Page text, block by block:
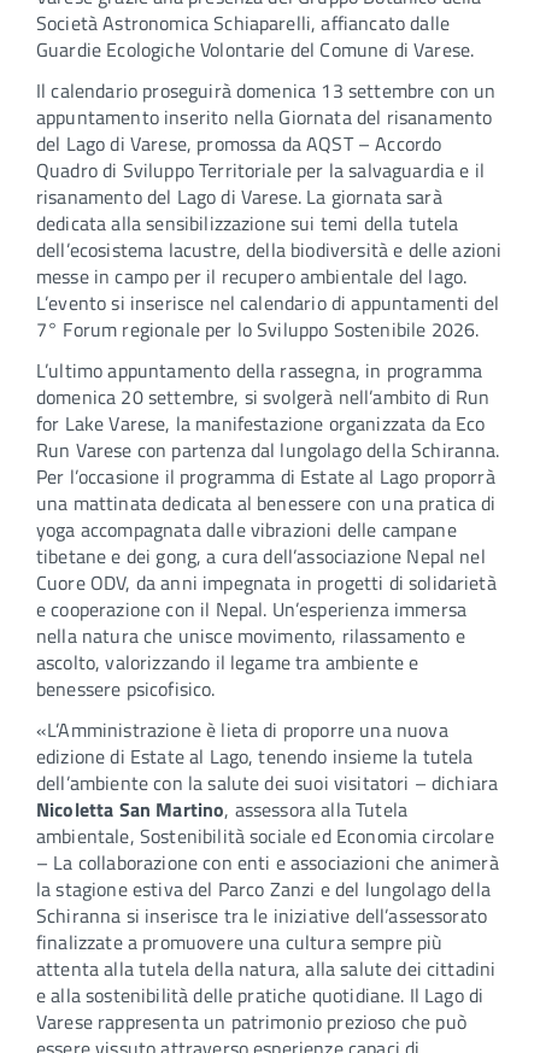
Società Astronomica Schiaparelli, affiancato dalle
Guardie Ecologiche Volontarie del Comune di Varese.
Il calendario proseguirà domenica 13 settembre con un
appuntamento inserito nella Giornata del risanamento
del Lago di Varese, promossa da AQST – Accordo
Quadro di Sviluppo Territoriale per la salvaguardia e il
risanamento del Lago di Varese. La giornata sarà
dedicata alla sensibilizzazione sui temi della tutela
dell’ecosistema lacustre, della biodiversità e delle azioni
messe in campo per il recupero ambientale del lago.
L’evento si inserisce nel calendario di appuntamenti del
7° Forum regionale per lo Sviluppo Sostenibile 2026.
L’ultimo appuntamento della rassegna, in programma
domenica 20 settembre, si svolgerà nell’ambito di Run
for Lake Varese, la manifestazione organizzata da Eco
Run Varese con partenza dal lungolago della Schiranna.
Per l’occasione il programma di Estate al Lago proporrà
una mattinata dedicata al benessere con una pratica di
yoga accompagnata dalle vibrazioni delle campane
tibetane e dei gong, a cura dell’associazione Nepal nel
Cuore ODV, da anni impegnata in progetti di solidarietà
e cooperazione con il Nepal. Un’esperienza immersa
nella natura che unisce movimento, rilassamento e
ascolto, valorizzando il legame tra ambiente e
benessere psicofisico.
«L’Amministrazione è lieta di proporre una nuova
edizione di Estate al Lago, tenendo insieme la tutela
dell’ambiente con la salute dei suoi visitatori – dichiara
Nicoletta San Martino, assessora alla Tutela
ambientale, Sostenibilità sociale ed Economia circolare
– La collaborazione con enti e associazioni che animerà
la stagione estiva del Parco Zanzi e del lungolago della
Schiranna si inserisce tra le iniziative dell’assessorato
finalizzate a promuovere una cultura sempre più
attenta alla tutela della natura, alla salute dei cittadini
e alla sostenibilità delle pratiche quotidiane. Il Lago di
Varese rappresenta un patrimonio prezioso che può